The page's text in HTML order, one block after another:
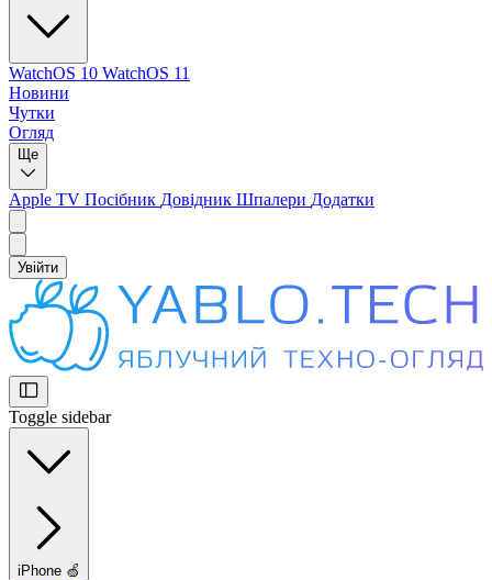
WatchOS 10 WatchOS 11
Новини
Чутки
Огляд
Ще
Apple TV Посібник Довідник Шпалери Додатки
Увійти
Toggle sidebar
iPhone 🍏